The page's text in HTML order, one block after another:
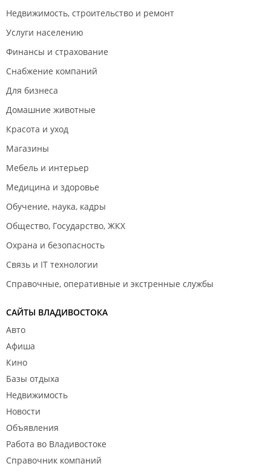
Недвижимость, строительство и ремонт
Услуги населению
Финансы и страхование
Снабжение компаний
Для бизнеса
Домашние животные
Красота и уход
Магазины
Мебель и интерьер
Медицина и здоровье
Обучение, наука, кадры
Общество, Государство, ЖКХ
Охрана и безопасность
Связь и IT технологии
Справочные, оперативные и экстренные службы
САЙТЫ ВЛАДИВОСТОКА
Авто
Афиша
Кино
Базы отдыха
Недвижимость
Новости
Объявления
Работа во Владивостоке
Справочник компаний